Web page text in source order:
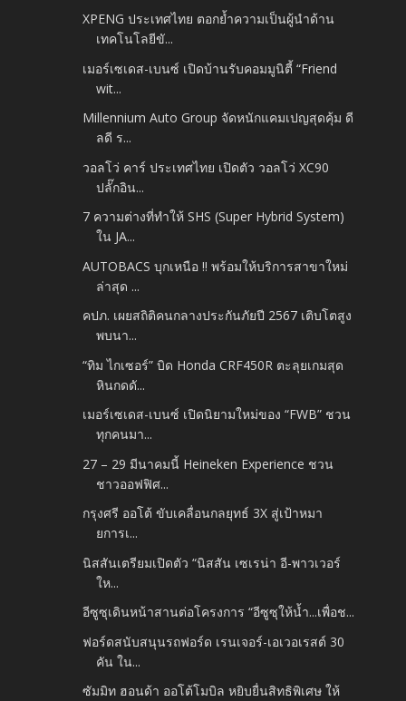
XPENG ประเทศไทย ตอกย้ำความเป็นผู้นำด้าน
เทคโนโลยีขั...
เมอร์เซเดส-เบนซ์ เปิดบ้านรับคอมมูนิตี้ “Friend
wit...
Millennium Auto Group จัดหนักแคมเปญสุดคุ้ม ดี
ลดี ร...
วอลโว่ คาร์ ประเทศไทย เปิดตัว วอลโว่ XC90
ปลั๊กอิน...
7 ความต่างที่ทำให้ SHS (Super Hybrid System)
ใน JA...
AUTOBACS บุกเหนือ !! พร้อมให้บริการสาขาใหม่
ล่าสุด ...
คปภ. เผยสถิติคนกลางประกันภัยปี 2567 เติบโตสูง
พบนา...
“ทิม ไกเซอร์” บิด Honda CRF450R ตะลุยเกมสุด
หินกดดั...
เมอร์เซเดส-เบนซ์ เปิดนิยามใหม่ของ “FWB” ชวน
ทุกคนมา...
27 – 29 มีนาคมนี้ Heineken Experience ชวน
ชาวออฟฟิศ...
กรุงศรี ออโต้ ขับเคลื่อนกลยุทธ์ 3X สู่เป้าหมา
ยการเ...
นิสสันเตรียมเปิดตัว “นิสสัน เซเรน่า อี-พาวเวอร์
ให...
อีซูซุเดินหน้าสานต่อโครงการ “อีซูซุให้น้ำ...เพื่อช...
ฟอร์ดสนับสนุนรถฟอร์ด เรนเจอร์-เอเวอเรสต์ 30
คัน ใน...
ซัมมิท ฮอนด้า ออโต้โมบิล หยิบยื่นสิทธิพิเศษ ให้